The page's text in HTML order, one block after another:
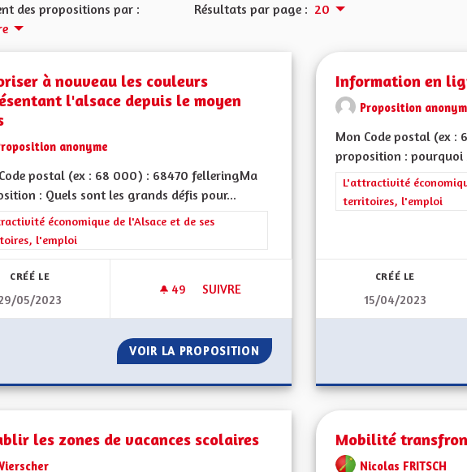
des propositions par :
Résultats par page : 20
à nouveau les couleurs
l'alsace depuis le moyen
anonyme
postal (ex : 68 000) : 68470 felleringMa
: Quels sont les grands défis pour...
les résultats de la catégorie : L'attractivité économique de l'Alsace et de ses territoires,
économique de l'Alsace et de ses
l'emploi
CRÉÉ LE
05/2023
49 49 ABONNÉS
SUIVRE
AUTORISER À NOUVEAU LES COULEURS
VOIR LA PROPOSITION AUTORISER À NOUVEAU LES
Information en
Proposition
Mon Code postal (ex
proposition : pourquoi
Filtrer les résultats de
L'attractivité
territoires, l'emploi
CRÉÉ LE
15/04/2023
les zones de vacances scolaires Mobilité
Nicolas FRITSCH